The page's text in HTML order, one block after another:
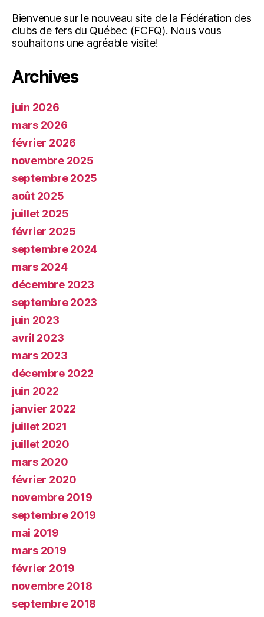
Bienvenue sur le nouveau site de la Fédération des
clubs de fers du Québec (FCFQ). Nous vous
souhaitons une agréable visite!
Archives
juin 2026
mars 2026
février 2026
novembre 2025
septembre 2025
août 2025
juillet 2025
février 2025
septembre 2024
mars 2024
décembre 2023
septembre 2023
juin 2023
avril 2023
mars 2023
décembre 2022
juin 2022
janvier 2022
juillet 2021
juillet 2020
mars 2020
février 2020
novembre 2019
septembre 2019
mai 2019
mars 2019
février 2019
novembre 2018
septembre 2018